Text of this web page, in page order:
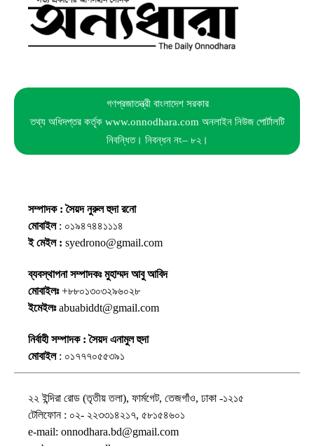
গণপ্রজাতন্ত্রী বাংলাদেশ সরকার
তথ্য অধিদপ্তর কর্তৃক www.onnodhara.com অনলাইন নিউজ পোর্টালটি
নিবন্ধিত। নিবন্ধন নং– ৮২।
সম্পাদক : সৈয়দ নুরুল হুদা রনো
মোবাইল: ০১৯৪৭৪৪১১১৪
ই মেইল : syedrono@gmail.com
ব্যবস্থাপনা সম্পাদকঃ মুহাম্মদ আবু আবিদ
মোবাইলঃ+৮৮০১৩০৩২৯৬০২৮
ইমেইলঃabuabiddt@gmail.com
নির্বাহী সম্পাদক : সৈয়দ এনামুল হুদা
মোবাইল: ০১৭৭৭০৫৫৩৯১
২২ ইন্দিরা রোড (তৃতীয় তলা), ফার্মগেট, তেজগাঁও, ঢাকা -১২১৫
টেলিফোন : ০২- ২২৩৩১৪২১৭, ৫৮১৫৪৬০১
e-mail: onnodhara.bd@gmail.com